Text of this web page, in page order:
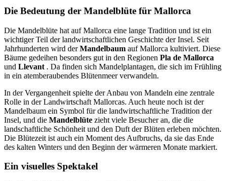
Die Bedeutung der Mandelblüte für Mallorca
Die Mandelblüte hat auf Mallorca eine lange Tradition und ist ein
wichtiger Teil der landwirtschaftlichen Geschichte der Insel. Seit
Jahrhunderten wird derMandelbaum auf Mallorca kultiviert. Diese
Bäume gedeihen besonders gut in den Regionen Pla de Mallorca
und Llevant . Da finden sich Mandelplantagen, die sich im Frühling
in ein atemberaubendes Blütenmeer verwandeln.
In der Vergangenheit spielte der Anbau von Mandeln eine zentrale
Rolle in der Landwirtschaft Mallorcas. Auch heute noch ist der
Mandelbaum ein Symbol für die landwirtschaftliche Tradition der
Insel, und die Mandelblüte zieht viele Besucher an, die die
landschaftliche Schönheit und den Duft der Blüten erleben möchten.
Die Blütezeit ist auch ein Moment des Aufbruchs, da sie das Ende
des kalten Winters und den Beginn der wärmeren Monate markiert.
Ein visuelles Spektakel